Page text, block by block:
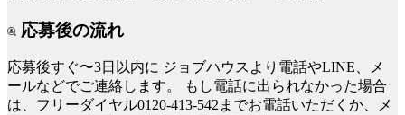
応募後の流れ
応募後すぐ〜3日以内に ジョブハウスより電話やLINE、メ
ールなどでご連絡します。
もし電話に出られなかった場合
は、フリーダイヤル0120-413-542までお電話いただくか、メ